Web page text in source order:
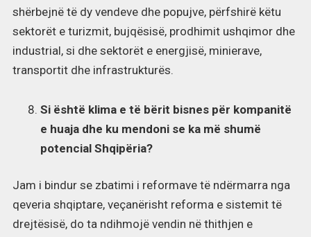
shërbejnë të dy vendeve dhe popujve, përfshirë këtu
sektorët e turizmit, bujqësisë, prodhimit ushqimor dhe
industrial, si dhe sektorët e energjisë, minierave,
transportit dhe infrastrukturës.
Si është klima e të bërit bisnes për kompanitë
e huaja dhe ku mendoni se ka më shumë
potencial Shqipëria?
Jam i bindur se zbatimi i reformave të ndërmarra nga
qeveria shqiptare, veçanërisht reforma e sistemit të
drejtësisë, do ta ndihmojë vendin në thithjen e